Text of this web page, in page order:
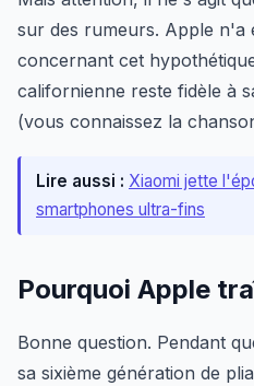
sur des rumeurs. Apple n'a
concernant cet
californienne reste fidèle à
(vous connaissez la
Lire aussi : Xiaomi jette
smartphones ultra-fins
Pourquoi Apple
Bonne question. Pendant
sa sixième génération de